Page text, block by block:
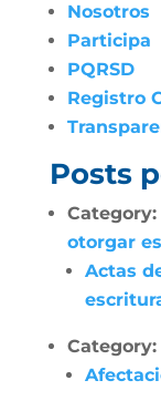
Nosotros
Participa
PQRSD
Registro
Posts
Category:
otorgar
Actas
Category: